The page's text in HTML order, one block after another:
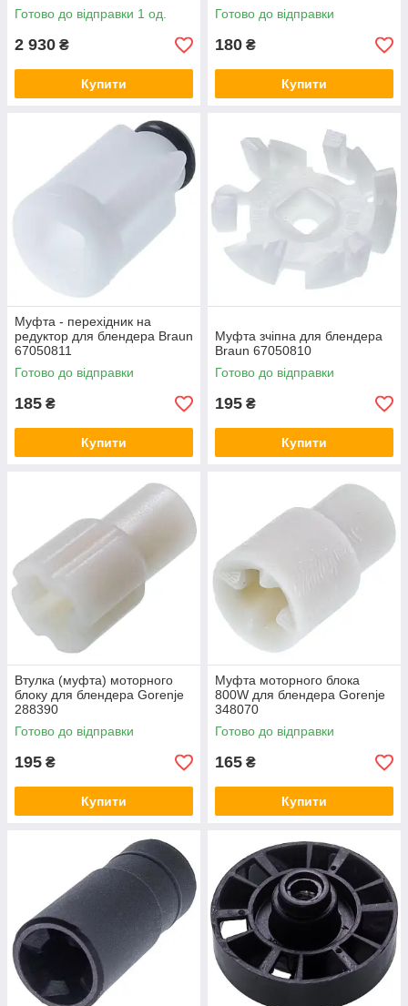
Готово до відправки 1 од.
2 930 ₴
Купити
Готово до відправки
180 ₴
Купити
Муфта - перехідник на
редуктор для блендера Braun
67050811
Готово до відправки
185 ₴
Купити
Муфта зчіпна для блендера
Braun 67050810
Готово до відправки
195 ₴
Купити
Втулка (муфта) моторного
блоку для блендера Gorenje
288390
Готово до відправки
195 ₴
Купити
Муфта моторного блока
800W для блендера Gorenje
348070
Готово до відправки
165 ₴
Купити